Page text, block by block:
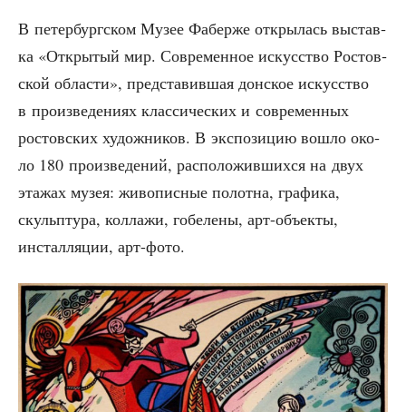
В петер­бург­ском Музее Фаб­ер­же откры­лась выстав­
ка «Откры­тый мир. Совре­мен­ное искус­ство Ростов­
ской обла­сти», пред­ста­вив­шая дон­ское искус­ство
в про­из­ве­де­ни­ях клас­си­че­ских и совре­мен­ных
ростов­ских худож­ни­ков. В экс­по­зи­цию вошло око­
ло 180 про­из­ве­де­ний, рас­по­ло­жив­ших­ся на двух
эта­жах музея: живо­пис­ные полот­на, гра­фи­ка,
скульп­ту­ра, кол­ла­жи, гобе­ле­ны, арт-объ­ек­ты,
инстал­ля­ции, арт-фото.